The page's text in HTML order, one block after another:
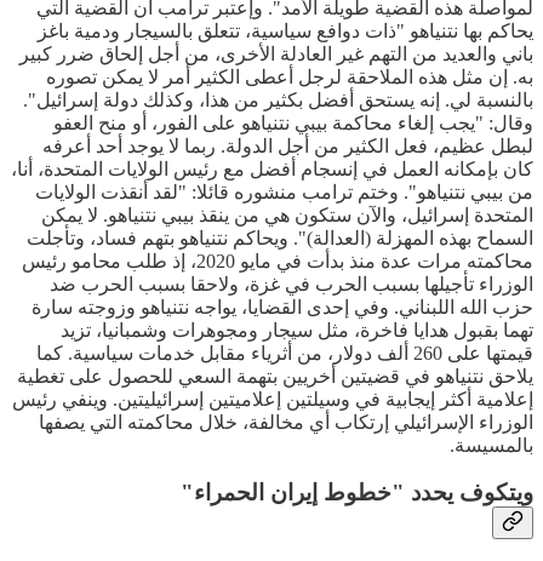
لمواصلة هذه القضية طويلة الأمد". وإعتبر ترامب أن القضية التي
يحاكم بها نتنياهو "ذات دوافع سياسية، تتعلق بالسيجار ودمية باغز
باني والعديد من التهم غير العادلة الأخرى، من أجل إلحاق ضرر كبير
به. إن مثل هذه الملاحقة لرجل أعطى الكثير أمر لا يمكن تصوره
بالنسبة لي. إنه يستحق أفضل بكثير من هذا، وكذلك دولة إسرائيل".
وقال: "يجب إلغاء محاكمة بيبي نتنياهو على الفور، أو منح العفو
لبطل عظيم، فعل الكثير من أجل الدولة. ربما لا يوجد أحد أعرفه
كان بإمكانه العمل في إنسجام أفضل مع رئيس الولايات المتحدة، أنا،
من بيبي نتنياهو". وختم ترامب منشوره قائلا: "لقد أنقذت الولايات
المتحدة إسرائيل، والآن ستكون هي من ينقذ بيبي نتنياهو. لا يمكن
السماح بهذه المهزلة (العدالة)". ويحاكم نتنياهو بتهم فساد، وتأجلت
محاكمته مرات عدة منذ بدأت في مايو 2020، إذ طلب محامو رئيس
الوزراء تأجيلها بسبب الحرب في غزة، ولاحقا بسبب الحرب ضد
حزب الله اللبناني. وفي إحدى القضايا، يواجه نتنياهو وزوجته سارة
تهما بقبول هدايا فاخرة، مثل سيجار ومجوهرات وشمبانيا، تزيد
قيمتها على 260 ألف دولار، من أثرياء مقابل خدمات سياسية. كما
يلاحق نتنياهو في قضيتين أخريين بتهمة السعي للحصول على تغطية
إعلامية أكثر إيجابية في وسيلتين إعلاميتين إسرائيليتين. وينفي رئيس
الوزراء الإسرائيلي إرتكاب أي مخالفة، خلال محاكمته التي يصفها
بالمسيسة.
ويتكوف يحدد "خطوط إيران الحمراء"